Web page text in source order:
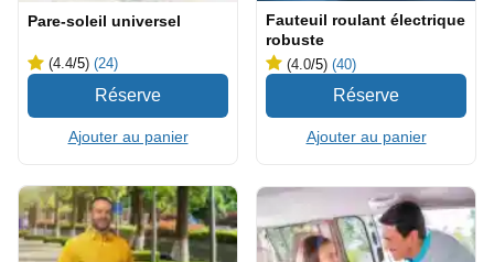
Pare-soleil universel
(4.4/5) (24)
Ajouter au panier
Fauteuil roulant électrique
robuste
(4.0/5) (40)
Ajouter au panier